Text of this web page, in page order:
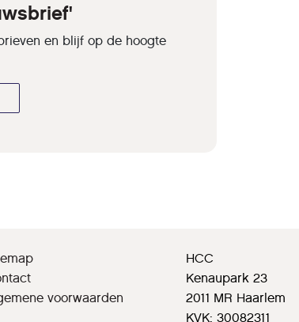
en blijf op de hoogte
voorwaarden
HCC
Kenaupark 23
2011 MR Haarlem
KVK: 30082311